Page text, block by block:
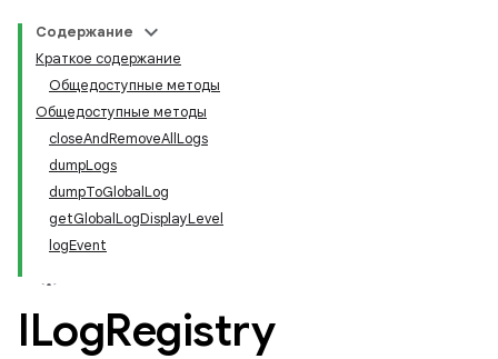
Содержание
Краткое содержание
Общедоступные методы
Общедоступные методы
closeAndRemoveAllLogs
dumpLogs
dumpToGlobalLog
getGlobalLogDisplayLevel
logEvent
ILogRegistry